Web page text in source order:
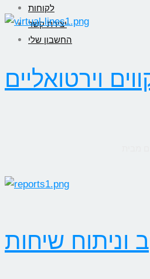
לקוחות
יצירת קשר
החשבון שלי
וירטואליים
וניתוח שיחות